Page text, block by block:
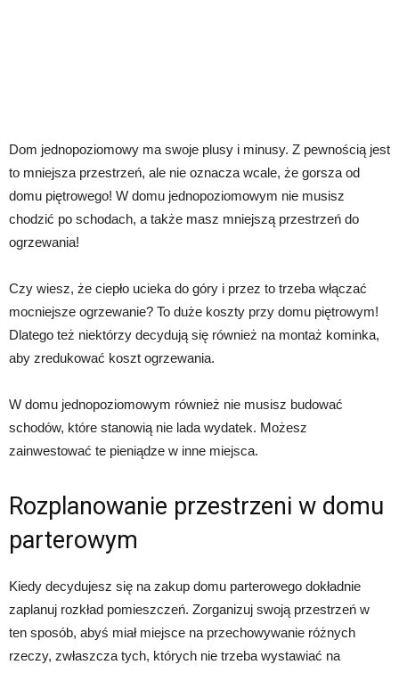
Dom jednopoziomowy ma swoje plusy i minusy. Z pewnością jest
to mniejsza przestrzeń, ale nie oznacza wcale, że gorsza od
domu piętrowego! W domu jednopoziomowym nie musisz
chodzić po schodach, a także masz mniejszą przestrzeń do
ogrzewania!
Czy wiesz, że ciepło ucieka do góry i przez to trzeba włączać
mocniejsze ogrzewanie? To duże koszty przy domu piętrowym!
Dlatego też niektórzy decydują się również na montaż kominka,
aby zredukować koszt ogrzewania.
W domu jednopoziomowym również nie musisz budować
schodów, które stanowią nie lada wydatek. Możesz
zainwestować te pieniądze w inne miejsca.
Rozplanowanie przestrzeni w domu
parterowym
Kiedy decydujesz się na zakup domu parterowego dokładnie
zaplanuj rozkład pomieszczeń. Zorganizuj swoją przestrzeń w
ten sposób, abyś miał miejsce na przechowywanie różnych
rzeczy, zwłaszcza tych, których nie trzeba wystawiać na